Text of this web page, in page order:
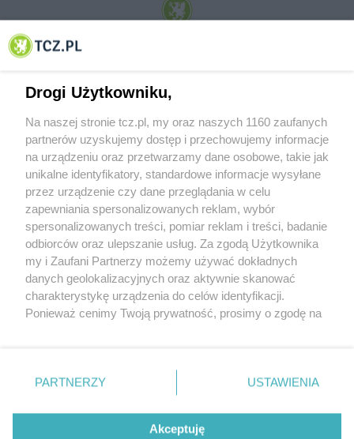
© 2001-2026 Tczew - TCZ.PL Sp. z o.o. Internetowy Serwis Informacyjny Miasta
O FIRMIE POLITYKA PRYWATNOŚCI HOSTING
REKLAMA WSPÓŁPRACA RSS FACEBOOK KONTAKT
Nasze serwisy
Aktualności
Tcz24
Historia miasta
Muzyka i kultura
Archiwum wydarzeń
Zdjęcia miasta
Drogi Użytkowniku,
Na naszej stronie tcz.pl, my oraz naszych 1160 zaufanych
partnerów uzyskujemy dostęp i przechowujemy informacje
na urządzeniu oraz przetwarzamy dane osobowe, takie jak
unikalne identyfikatory, standardowe informacje wysyłane
przez urządzenie czy dane przeglądania w celu
zapewniania spersonalizowanych reklam, wybór
spersonalizowanych treści, pomiar reklam i treści, badanie
odbiorców oraz ulepszanie usług. Za zgodą Użytkownika
my i Zaufani Partnerzy możemy używać dokładnych
danych geolokalizacyjnych oraz aktywnie skanować
charakterystykę urządzenia do celów identyfikacji.
Ponieważ cenimy Twoją prywatność, prosimy o zgodę na
znajdujący się w lewym dolnym rogu strony
. Niektóre
PARTNERZY USTAWIENIA
Akceptuję